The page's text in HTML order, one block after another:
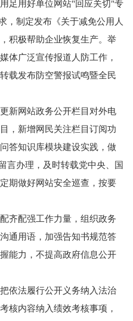
用好单位网站"回应关切"专
，制定发布《关于减免公用人
积极帮助企业恢复生产。举
体广泛宣传报道人防工作，
载发布防空警报试鸣暨全民
网站政务公开栏目对外电
，新增网民关注栏目订阅功
答知识库模块建设实践，做
言办理，及时转载党中央、国
期做好网站安全巡查，按要
配强工作力量，组织政务
通用语，加强告知书规范答
能力，不提高政府信息公开
法履行公开义务纳入法治
核内容纳入绩效考核事项，